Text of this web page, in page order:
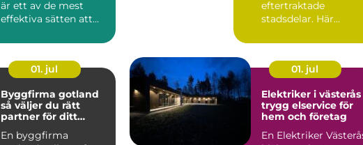
är ett av de mest
effektiva sätten att
eftertraktade
stadsdelar. Här
sekelsk...
01. jul
Byggfirma gotland
så väljer du rätt
partner för ditt
En byggfirma
01. jul
Elektriker i västerås
trygg elservice för
hem och företag
En Elektriker